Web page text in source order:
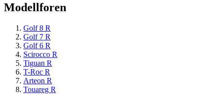
Modellforen
Golf 8 R
Golf 7 R
Golf 6 R
Scirocco R
Tiguan R
T-Roc R
Arteon R
Touareg R